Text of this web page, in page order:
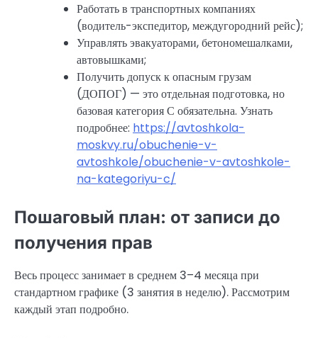
Работать в транспортных компаниях
(водитель-экспедитор, междугородний рейс);
Управлять эвакуаторами, бетономешалками,
автовышками;
Получить допуск к опасным грузам
(ДОПОГ) — это отдельная подготовка, но
базовая категория С обязательна. Узнать
подробнее: https://avtoshkola-
moskvy.ru/obuchenie-v-
avtoshkole/obuchenie-v-avtoshkole-
na-kategoriyu-c/
Пошаговый план: от записи до
получения прав
Весь процесс занимает в среднем 3–4 месяца при
стандартном графике (3 занятия в неделю). Рассмотрим
каждый этап подробно.